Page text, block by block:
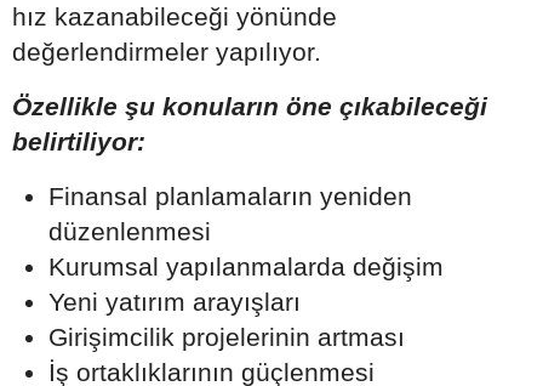
hız kazanabileceği yönünde
değerlendirmeler yapılıyor.
Özellikle şu konuların öne çıkabileceği
belirtiliyor:
Finansal planlamaların yeniden
düzenlenmesi
Kurumsal yapılanmalarda değişim
Yeni yatırım arayışları
Girişimcilik projelerinin artması
İş ortaklıklarının güçlenmesi